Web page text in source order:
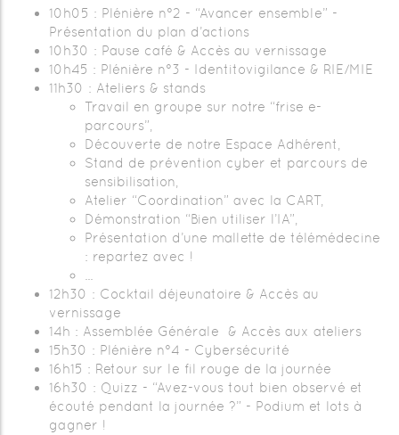
10h05 : Plénière n°2 - “Avancer ensemble” -
Présentation du plan d’actions
10h30 : Pause café & Accès au vernissage
10h45 : Plénière n°3 - Identitovigilance & RIE/MIE
11h30 : Ateliers & stands
Travail en groupe sur notre “frise e-
parcours”,
Découverte de notre Espace Adhérent,
Stand de prévention cyber et parcours de
sensibilisation,
Atelier “Coordination” avec la CART,
Démonstration “Bien utiliser l’IA”,
Présentation d’une mallette de télémédecine
: repartez avec !
12h30 : Cocktail déjeunatoire & Accès au
vernissage
14h : Assemblée Générale & Accès aux ateliers
15h30 : Plénière n°4 - Cybersécurité
16h15 : Retour sur le fil rouge de la journée
16h30 : Quizz - “Avez-vous tout bien observé et
écouté pendant la journée ?” - Podium et lots à
gagner !